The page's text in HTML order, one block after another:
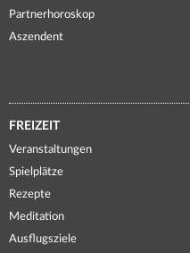
Partnerhoroskop
Aszendent
FREIZEIT
Veranstaltungen
Spielplätze
Rezepte
Meditation
Ausflugsziele